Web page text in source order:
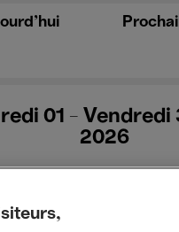
01 - Vendredi
2026